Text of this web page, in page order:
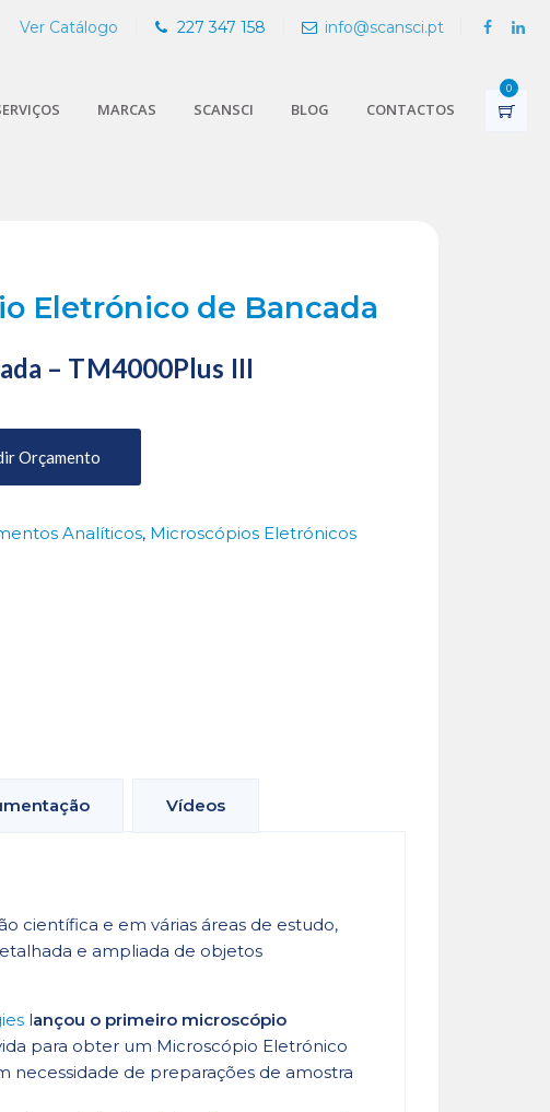
Ver Catálogo 227 347 158 info@scansci.pt
0
MARCAS SCANSCI BLOG CONTACTOS
Eletrónico de Bancada
– TM4000Plus III
Orçamento
Analíticos, Microscópios Eletrónicos
Vídeos
científica e em várias áreas de estudo,
e ampliada de objetos
lançou o primeiro microscópio
para obter um Microscópio Eletrónico
necessidade de preparações de amostra